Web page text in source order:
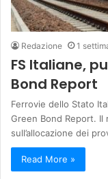
Redazione 1
FS Italiane,
Bond Report
Ferrovie dello Stato
Green Bond Report.
sull’allocazione dei
Read More »